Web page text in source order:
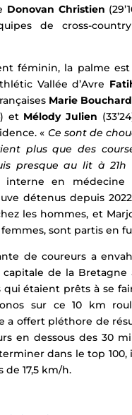
Donovan Christien
de cross-
féminin, la palme
Vallée d’Avre
Marie Bouchard
et Mélody Julien
. « Ce sont de
plus que des
presque au lit à 21h
interne en médecine
détenus depuis
les hommes, et
femmes, sont partis en
de coureurs a
de la Bretagne
étaient prêts à se
sur ce 10 km
a offert pléthore de
en dessous des 30
dans le top
de 17,5 km/h.